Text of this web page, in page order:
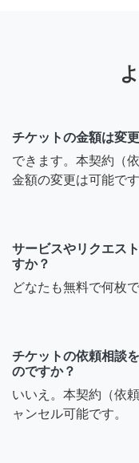
チケットの金額は変
できます。本契約（
金額の変更は可能です
サービスやリクエス
すか？
どなたも無料で何枚
チケットの依頼相談
のですか？
いいえ。本契約（依
ャンセル可能です。